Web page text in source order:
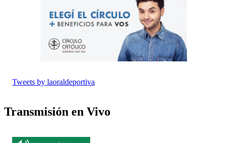
Tweets by laoraldeportiva
Transmisión en Vivo